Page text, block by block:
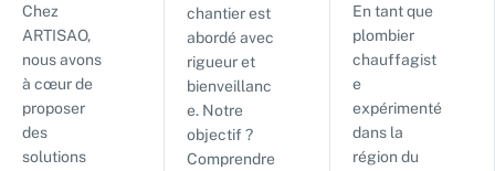
Chez
ARTISAO,
nous avons
à cœur de
proposer
des
solutions
chantier est
abordé avec
rigueur et
bienveillanc
e. Notre
objectif ?
Comprendre
En tant que
plombier
chauffagist
e
expérimenté
dans la
région du